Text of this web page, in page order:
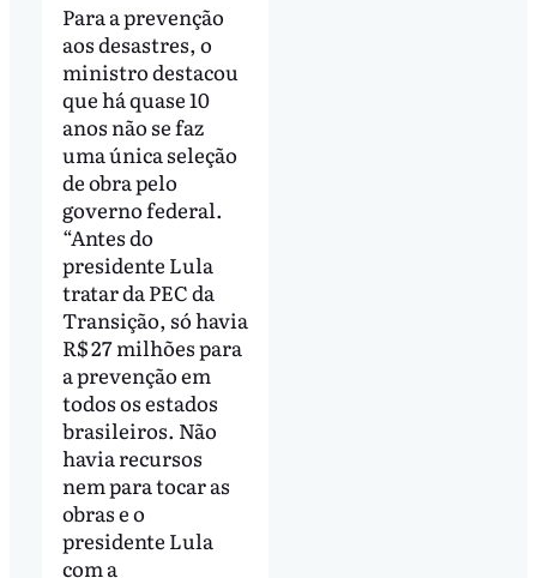
Para a prevenção
aos desastres, o
ministro destacou
que há quase 10
anos não se faz
uma única seleção
de obra pelo
governo federal.
“Antes do
presidente Lula
tratar da PEC da
Transição, só havia
R$ 27 milhões para
a prevenção em
todos os estados
brasileiros. Não
havia recursos
nem para tocar as
obras e o
presidente Lula
com a